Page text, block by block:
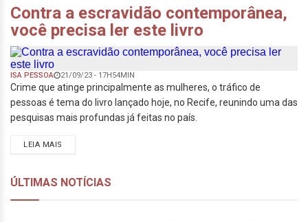
Contra a escravidão contemporânea,
você precisa ler este livro
ISA PESSOA 21/09/23 - 17H54MIN
Crime que atinge principalmente as mulheres, o tráfico de
pessoas é tema do livro lançado hoje, no Recife, reunindo uma das
pesquisas mais profundas já feitas no país.
LEIA MAIS